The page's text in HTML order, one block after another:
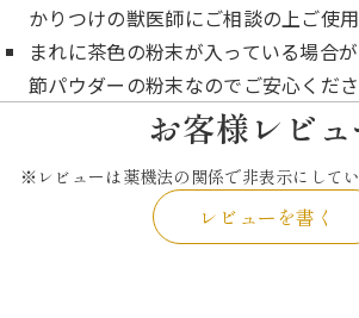
かりつけの獣医師にご相談の上ご使用
まれに茶色の粉末が入っている場合
節パウダーの粉末なのでご安心くださ
お客様レビュ
※レビューは薬機法の関係で非表示にして
レビューを書く